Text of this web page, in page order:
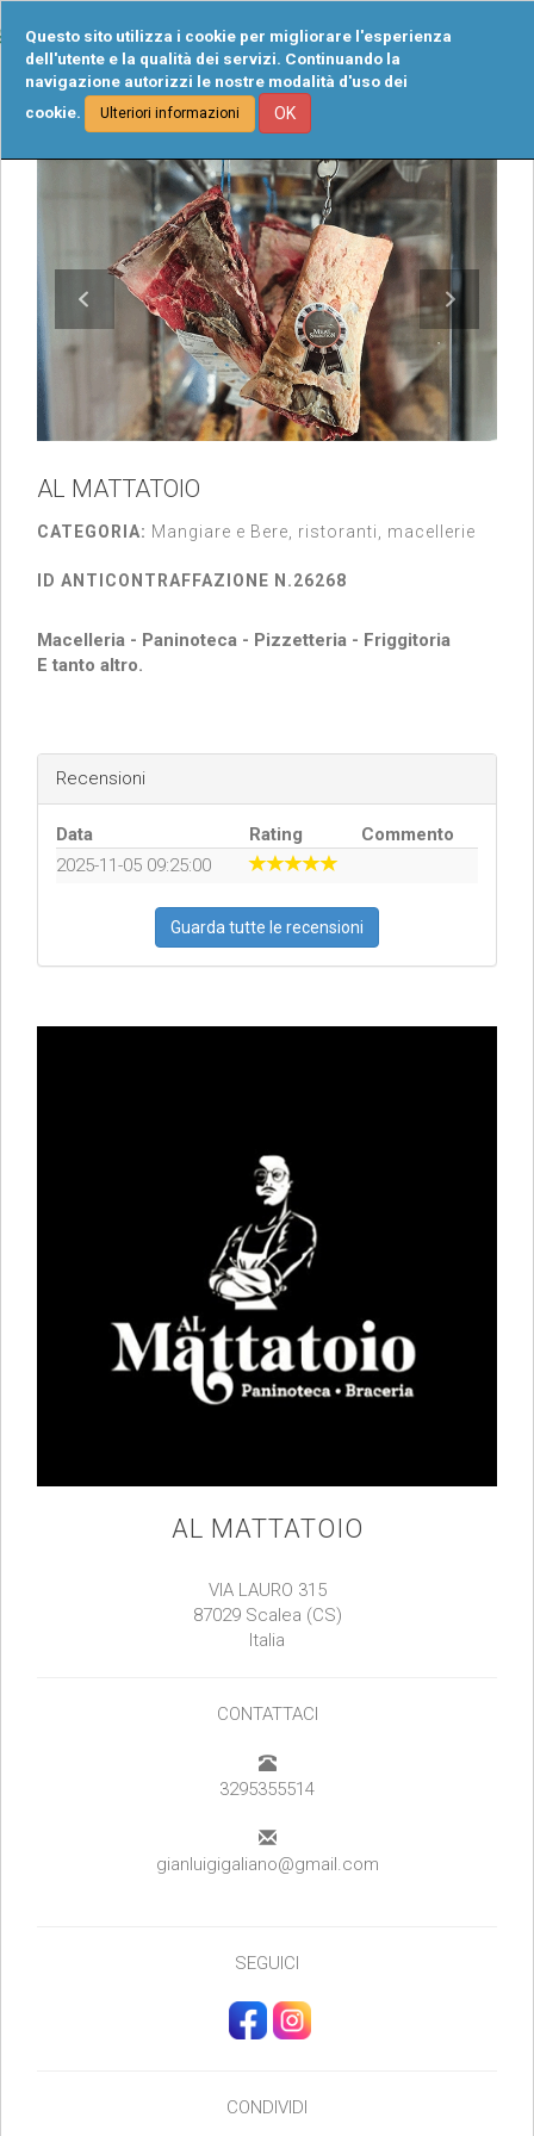
Questo sito utilizza i cookie per migliorare l'esperienza
dell'utente e la qualità dei servizi. Continuando la
navigazione autorizzi le nostre modalità d'uso dei
cookie.
Ulteriori informazioni OK
AL MATTATOIO
CATEGORIA: Mangiare e Bere, ristoranti, macellerie
ID ANTICONTRAFFAZIONE N.26268
Macelleria - Paninoteca - Pizzetteria - Friggitoria
E tanto altro.
Recensioni
Data Rating
Commento
2025-11-05 09:25:00
Guarda tutte le recensioni
AL MATTATOIO
VIA LAURO 315
87029 Scalea (CS)
Italia
CONTATTACI
3295355514
gianluigigaliano@gmail.com
SEGUICI
CONDIVIDI